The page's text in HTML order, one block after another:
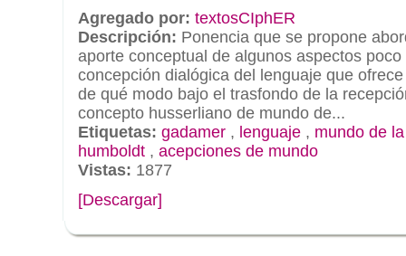
Agregado por: textosCIphER
Descripción: Ponencia que se propone
aporte conceptual de algunos aspectos
concepción dialógica del lenguaje que
de qué modo bajo el trasfondo de la
concepto husserliano de mundo de...
Etiquetas: gadamer , lenguaje , mundo de
humboldt , acepciones de mundo
Vistas: 1877
[Descargar]